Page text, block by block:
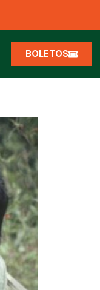
BOLETOS